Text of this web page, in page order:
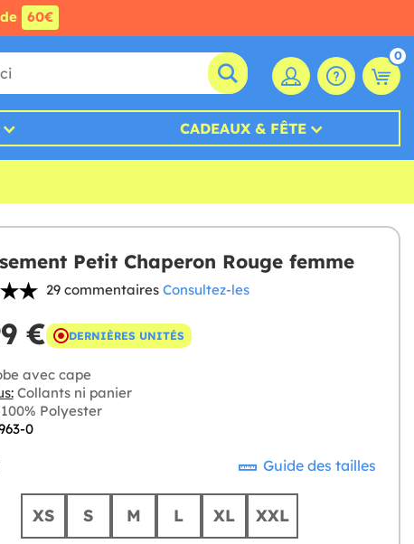
60€
0
CADEAUX & FÊTE
Petit Chaperon Rouge femme
29 commentaires Consultez-les
€ DERNIÈRES UNITÉS
avec cape
Collants ni panier
Polyester
0
Guide des tailles
XS S M L XL XXL